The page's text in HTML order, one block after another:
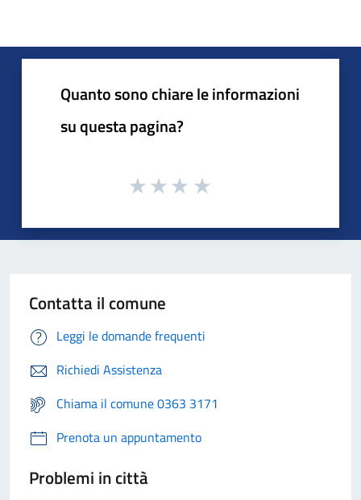
Quanto sono chiare le informazioni
su questa pagina?
Contatta il comune
Leggi le domande frequenti
Richiedi Assistenza
Chiama il comune 0363 3171
Prenota un appuntamento
Problemi in città